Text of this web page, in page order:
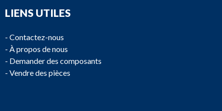
LIENS UTILES
- Contactez-nous
- À propos de nous
- Demander des composants
- Vendre des pièces